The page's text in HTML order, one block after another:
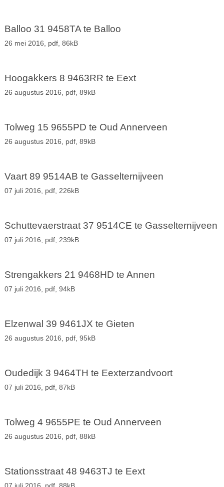
Balloo 31 9458TA te Balloo
26 mei 2016, pdf, 86kB
Hoogakkers 8 9463RR te Eext
26 augustus 2016, pdf, 89kB
Tolweg 15 9655PD te Oud Annerveen
26 augustus 2016, pdf, 89kB
Vaart 89 9514AB te Gasselternijveen
07 juli 2016, pdf, 226kB
Schuttevaerstraat 37 9514CE te Gasselternijveen
07 juli 2016, pdf, 239kB
Strengakkers 21 9468HD te Annen
07 juli 2016, pdf, 94kB
Elzenwal 39 9461JX te Gieten
26 augustus 2016, pdf, 95kB
Oudedijk 3 9464TH te Eexterzandvoort
07 juli 2016, pdf, 87kB
Tolweg 4 9655PE te Oud Annerveen
26 augustus 2016, pdf, 88kB
Stationsstraat 48 9463TJ te Eext